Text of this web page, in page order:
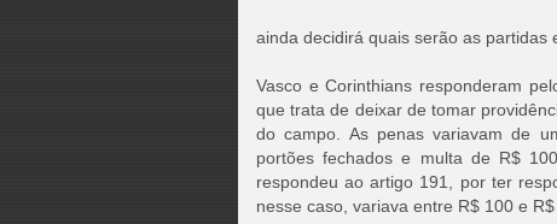
ainda decidirá quais serão as partidas
Vasco e Corinthians responderam
que trata de deixar de tomar
do campo. As penas variavam de
portões fechados e multa de R$
respondeu ao artigo 191, por ter
nesse caso, variava entre R$ 100 e